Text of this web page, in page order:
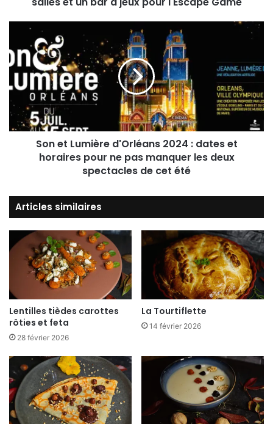
Son et Lumière d'Orléans 2024 : dates et
horaires pour ne pas manquer les deux
spectacles de cet été
Articles similaires
Lentilles tièdes carottes
rôties et feta
28 février 2026
La Tourtiflette
14 février 2026